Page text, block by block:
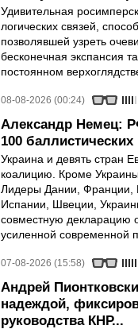
Удивительная
логических связей,
позволявшей узреть
бесконечная экспансия
постоянном
08-08-2026 (00:24)
Александр Немец:
100 баллистических
Украина и девять стран
коалицию. Кроме
Лидеры Дании, Франции,
Испании, Швеции,
совместную декларацию
усиленной современной
07-08-2026 (15:58)
Андрей
надеждой,
руководства КНР...